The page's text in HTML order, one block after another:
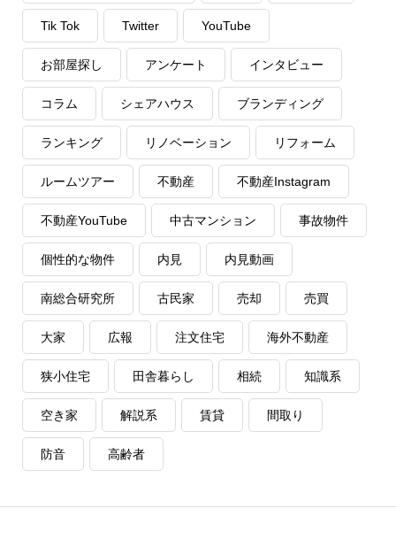
Tik Tok Twitter YouTube
お部屋探し アンケート インタビュー
コラム シェアハウス ブランディング
ランキング リノベーション リフォーム
ルームツアー 不動産 不動産Instagram
不動産YouTube 中古マンション 事故物件
個性的な物件 内見 内見動画
南総合研究所 古民家 売却 売買
大家 広報 注文住宅 海外不動産
狭小住宅 田舎暮らし 相続 知識系
空き家 解説系 賃貸 間取り
防音 高齢者